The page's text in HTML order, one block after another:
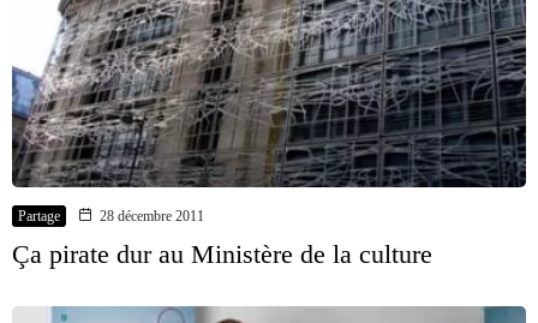
Partage 28 décembre 2011
Ça pirate dur au Ministère de la culture